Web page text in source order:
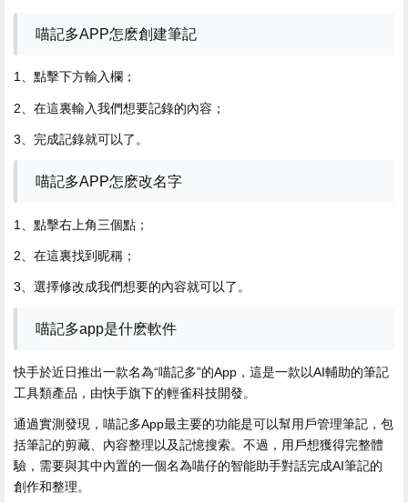
喵記多APP怎麽創建筆記
1、點擊下方輸入欄；
2、在這裏輸入我們想要記錄的內容；
3、完成記錄就可以了。
喵記多APP怎麽改名字
1、點擊右上角三個點；
2、在這裏找到昵稱；
3、選擇修改成我們想要的內容就可以了。
喵記多app是什麽軟件
快手於近日推出一款名為“喵記多”的App，這是一款以AI輔助的筆記
工具類產品，由快手旗下的輕雀科技開發。
通過實測發現，喵記多App最主要的功能是可以幫用戶管理筆記，包
括筆記的剪藏、內容整理以及記憶搜索。不過，用戶想獲得完整體
驗，需要與其中內置的一個名為喵仔的智能助手對話完成AI筆記的
創作和整理。